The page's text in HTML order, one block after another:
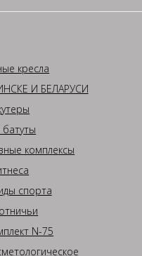
кресла
И БЕЛАРУСИ
батуты
комплексы
спорта
N-75